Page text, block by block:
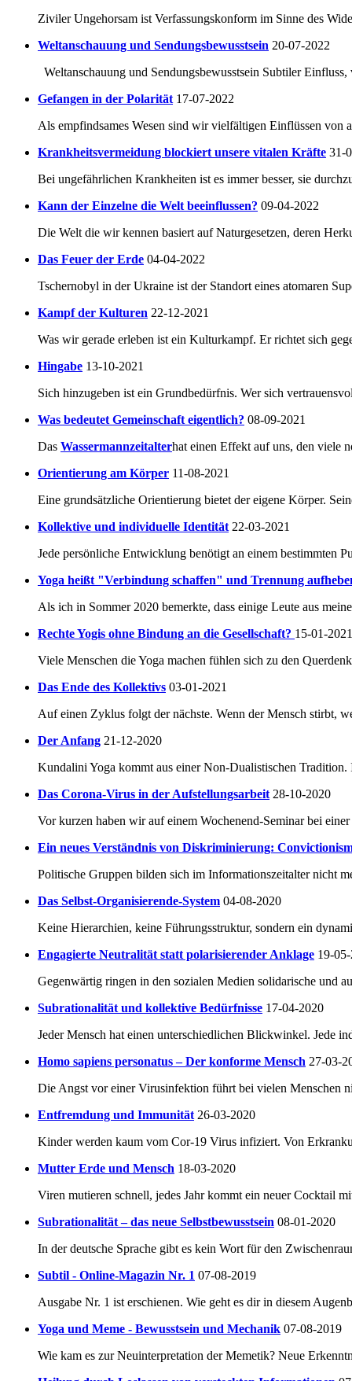
Ziviler Ungehorsam ist Verfassungskonform im Sinne des
Weltanschauung und Sendungsbewusstsein 20-07-2022
Weltanschauung und Sendungsbewusstsein Subtiler
Gefangen in der Polarität 17-07-2022
Als empfindsames Wesen sind wir vielfältigen Einflüssen von
Krankheitsvermeidung blockiert unsere vitalen Kräfte 31-
Bei ungefährlichen Krankheiten ist es immer besser, sie
Kann der Einzelne die Welt beeinflussen? 09-04-2022
Die Welt die wir kennen basiert auf Naturgesetzen, deren
Das Feuer der Erde 04-04-2022
Tschernobyl in der Ukraine ist der Standort eines atomaren
Kampf der Kulturen 22-12-2021
Was wir gerade erleben ist ein Kulturkampf. Er richtet sich
Hingabe 13-10-2021
Sich hinzugeben ist ein Grundbedürfnis. Wer sich
Was bedeutet Gemeinschaft eigentlich? 08-09-2021
Das Wassermannzeitalterhat einen Effekt auf uns, den viele
Orientierung am Körper 11-08-2021
Eine grundsätzliche Orientierung bietet der eigene Körper.
Kollektive und individuelle Identität 22-03-2021
Jede persönliche Entwicklung benötigt an einem bestimmten
Yoga heißt "Verbindung schaffen" und Trennung
Als ich in Sommer 2020 bemerkte, dass einige Leute aus
Rechte Yogis ohne Bindung an die Gesellschaft? 15-01-2021
Viele Menschen die Yoga machen fühlen sich zu den
Das Ende des Kollektivs 03-01-2021
Auf einen Zyklus folgt der nächste. Wenn der Mensch stirbt,
Der Anfang 21-12-2020
Kundalini Yoga kommt aus einer Non-Dualistischen
Das Corona-Virus in der Aufstellungsarbeit 28-10-2020
Vor kurzen haben wir auf einem Wochenend-Seminar bei
Ein neues Verständnis von Diskriminierung:
Politische Gruppen bilden sich im Informationszeitalter nicht
Das Selbst-Organisierende-System 04-08-2020
Keine Hierarchien, keine Führungsstruktur, sondern ein
Engagierte Neutralität statt polarisierender Anklage 19-
Gegenwärtig ringen in den sozialen Medien solidarische und
Subrationalität und kollektive Bedürfnisse 17-04-2020
Jeder Mensch hat einen unterschiedlichen Blickwinkel. Jede
Homo sapiens personatus – Der konforme Mensch 27-03-
Die Angst vor einer Virusinfektion führt bei vielen Menschen
Entfremdung und Immunität 26-03-2020
Kinder werden kaum vom Cor-19 Virus infiziert. Von
Mutter Erde und Mensch 18-03-2020
Viren mutieren schnell, jedes Jahr kommt ein neuer Cocktail
Subrationalität – das neue Selbstbewusstsein 08-01-2020
In der deutsche Sprache gibt es kein Wort für den
Subtil - Online-Magazin Nr. 1 07-08-2019
Ausgabe Nr. 1 ist erschienen. Wie geht es dir in diesem
Yoga und Meme - Bewusstsein und Mechanik 07-08-2019
Wie kam es zur Neuinterpretation der Memetik? Neue